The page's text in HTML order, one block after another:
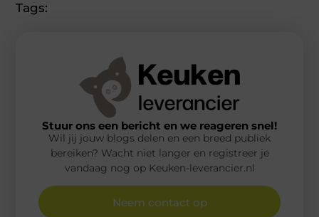
Tags:
Stuur ons een bericht en we reageren snel!
Wil jij jouw blogs delen en een breed publiek
bereiken? Wacht niet langer en registreer je
vandaag nog op Keuken-leverancier.nl
Neem contact op